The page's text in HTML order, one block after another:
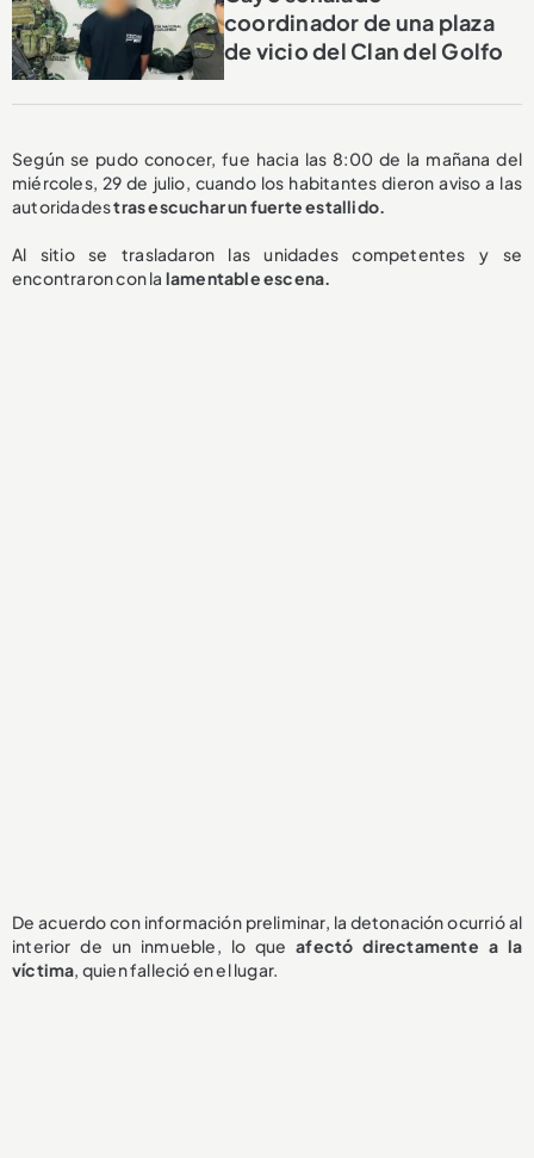
coordinador de una plaza
de vicio del Clan del Golfo
Según se pudo conocer, fue hacia las 8:00 de la mañana del
miércoles, 29 de julio, cuando los habitantes dieron aviso a las
autoridadestras escuchar un fuerte estallido.
Al sitio se trasladaron las unidades competentes y se
encontraron con la lamentableescena.
De acuerdo con información preliminar, la detonación ocurrió al
interior de un inmueble, lo queafectó directamente a la
víctima, quien falleció en el lugar.